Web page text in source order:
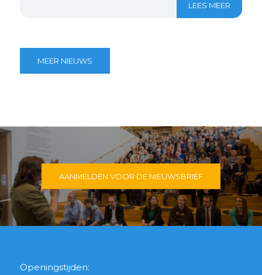
LEES MEER
MEER NIEUWS
AANMELDEN VOOR DE NIEUWSBRIEF
Openingstijden: